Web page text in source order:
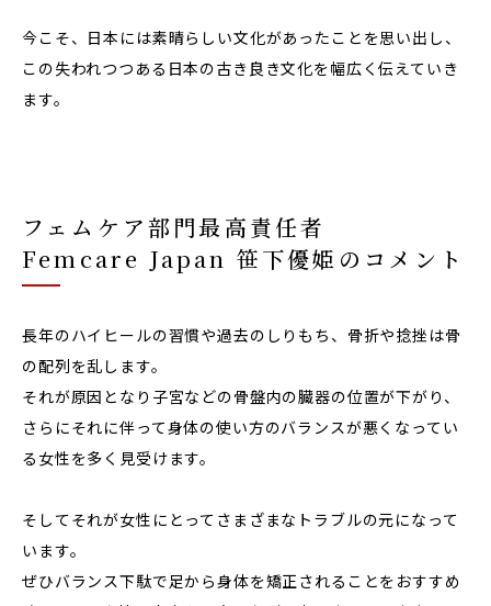
今こそ、日本には素晴らしい文化があったことを思い出し、
この失われつつある日本の古き良き文化を幅広く伝えていき
ます。
フェムケア部門最高責任者
Femcare Japan 笹下優姫のコメント
長年のハイヒールの習慣や過去のしりもち、骨折や捻挫は骨
の配列を乱します。
それが原因となり子宮などの骨盤内の臓器の位置が下がり、
さらにそれに伴って身体の使い方のバランスが悪くなってい
る女性を多く見受けます。
そしてそれが女性にとってさまざまなトラブルの元になって
います。
ぜひバランス下駄で足から身体を矯正されることをおすすめ